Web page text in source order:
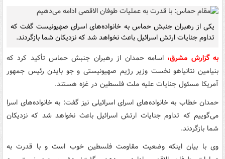
یکی از رهبران جنبش حماس به خانواده‌های اسرای صهیونیست گفت که
تداوم جنایات ارتش اسرائیل باعث نخواهد شد که نزدیکان شما بازگردند.
به گزارش مشرق، اسامه حمدان از رهبران جنبش حماس تأکید کرد که
بنیامین نتانیاهو نخست وزیر رژیم صهیونیستی و جو بایدن رئیس جمهور
آمریکا مسئول جنایات علیه ملت فلسطین در غزه هستند.
حمدان خطاب به خانواده‌های اسرای اسرائیلی نیز گفت: به خانواده‌های اسرا
می‌گوییم که تداوم جنایات ارتش اسرائیل باعث نخواهد شد که نزدیکان
شما بازگردند.
وی با بیان اینکه وضعیت مقاومت فلسطین خوب است و با قدرت به